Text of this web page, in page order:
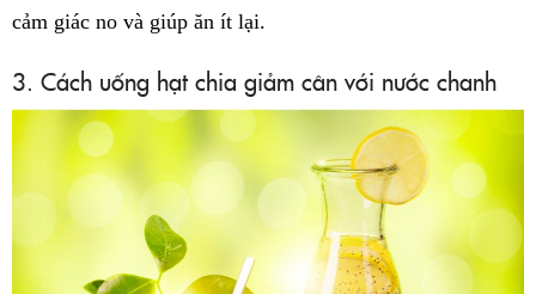
cảm giác no và giúp ăn ít lại.
3. Cách uống hạt chia giảm cân với nước chanh